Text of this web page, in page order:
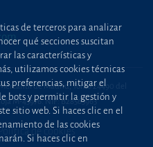
de Madrid, Tomo 24490 del
M-43976. NIF: B28563963
de cookies
de terceros para analizar
qué secciones suscitan
las características y
utilizamos cookies técnicas
preferencias, mitigar el
bots y permitir la gestión y
sitio web. Si haces clic en el
de las cookies
Si haces clic en